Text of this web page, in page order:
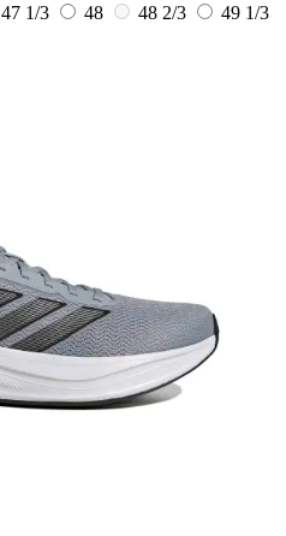
47 1/3 48 48 2/3
49 1/3